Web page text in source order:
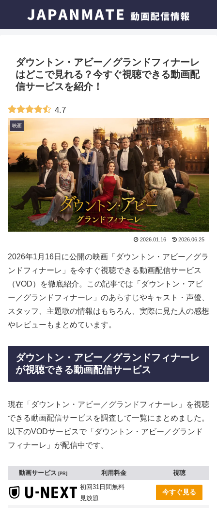
ダウントン・アビー／グランドフィナーレ
はどこで見れる？今すぐ視聴できる動画配
信サービスを紹介！
4.7
映画
2026.01.16 2026.06.25
2026年1月16日に公開の映画「ダウントン・アビー／グラ
ンドフィナーレ」を今すぐ視聴できる動画配信サービス
（VOD）を徹底紹介。この記事では「ダウントン・アビ
ー／グランドフィナーレ」のあらすじやキャスト・声優、
スタッフ、主題歌の情報はもちろん、実際に見た人の感想
やレビューもまとめています。
ダウントン・アビー／グランドフィナーレ
が視聴できる動画配信サービス
現在「ダウントン・アビー／グランドフィナーレ」を視聴
できる動画配信サービスを調査して一覧にまとめました。
以下のVODサービスで「ダウントン・アビー／グランド
フィナーレ」が配信中です。
動画サービス PR 利用料金
視聴
初回31日間無料
見放題
今すぐ見る